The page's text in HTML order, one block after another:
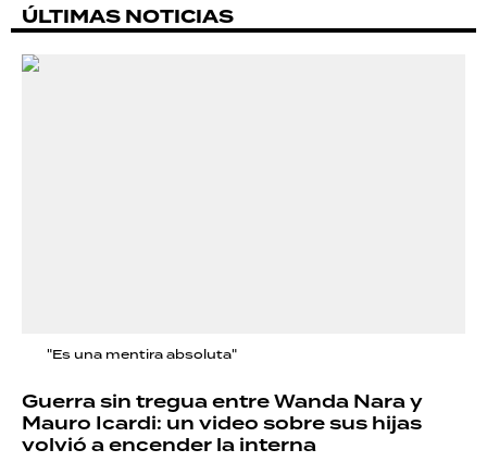
ÚLTIMAS NOTICIAS
"Es una mentira absoluta"
Guerra sin tregua entre Wanda Nara y
Mauro Icardi: un video sobre sus hijas
volvió a encender la interna